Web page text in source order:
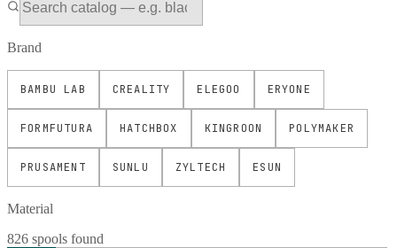
Brand
BAMBU LAB CREALITY ELEGOO ERYONE
FORMFUTURA HATCHBOX KINGROON POLYMAKER
PRUSAMENT SUNLU ZYLTECH ESUN
Material
826 spools found